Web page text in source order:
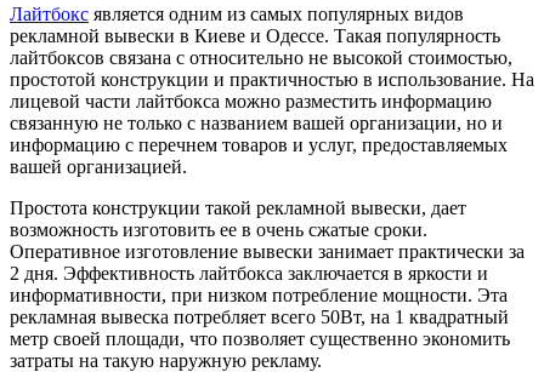
Лайтбокс является одним из самых популярных видов
рекламной вывески в Киеве и Одессе. Такая популярность
лайтбоксов связана с относительно не высокой стоимостью,
простотой конструкции и практичностью в использование. На
лицевой части лайтбокса можно разместить информацию
связанную не только с названием вашей организации, но и
информацию с перечнем товаров и услуг, предоставляемых
вашей организацией.
Простота конструкции такой рекламной вывески, дает
возможность изготовить ее в очень сжатые сроки.
Оперативное изготовление вывески занимает практически за
2 дня. Эффективность лайтбокса заключается в яркости и
информативности, при низком потребление мощности. Эта
рекламная вывеска потребляет всего 50Вт, на 1 квадратный
метр своей площади, что позволяет существенно экономить
затраты на такую наружную рекламу.